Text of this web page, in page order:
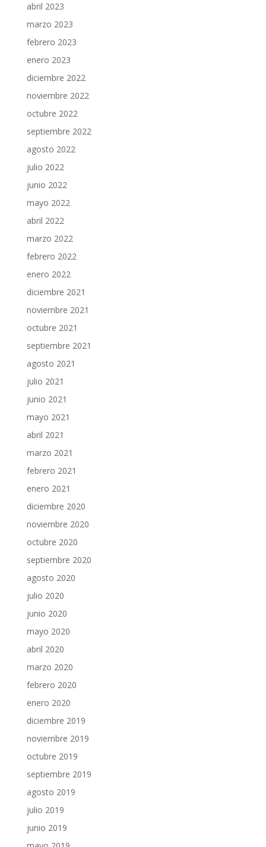
abril 2023
marzo 2023
febrero 2023
enero 2023
diciembre 2022
noviembre 2022
octubre 2022
septiembre 2022
agosto 2022
julio 2022
junio 2022
mayo 2022
abril 2022
marzo 2022
febrero 2022
enero 2022
diciembre 2021
noviembre 2021
octubre 2021
septiembre 2021
agosto 2021
julio 2021
junio 2021
mayo 2021
abril 2021
marzo 2021
febrero 2021
enero 2021
diciembre 2020
noviembre 2020
octubre 2020
septiembre 2020
agosto 2020
julio 2020
junio 2020
mayo 2020
abril 2020
marzo 2020
febrero 2020
enero 2020
diciembre 2019
noviembre 2019
octubre 2019
septiembre 2019
agosto 2019
julio 2019
junio 2019